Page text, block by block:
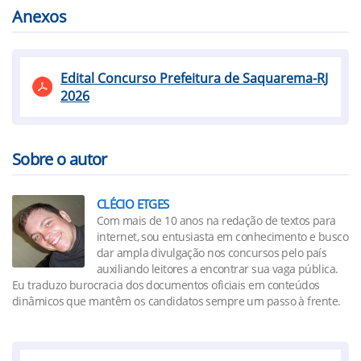
Anexos
Edital Concurso Prefeitura de Saquarema-RJ
2026
Sobre o autor
CLÉCIO ETGES
Com mais de 10 anos na redação de textos para
internet, sou entusiasta em conhecimento e busco
dar ampla divulgação nos concursos pelo país
auxiliando leitores a encontrar sua vaga pública.
Eu traduzo burocracia dos documentos oficiais em conteúdos
dinâmicos que mantêm os candidatos sempre um passo à frente.